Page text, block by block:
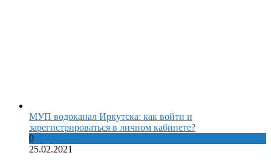
МУП водоканал Иркутска: как войти и
зарегистрироваться в личном кабинете?
0
25.02.2021